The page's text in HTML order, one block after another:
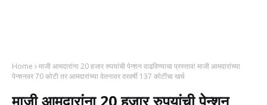
Home
माजी आमदारांना 20 हजार रुपयांची पेन्शन वाढविण्याचा प्रस्ताव! माजी आमदारांच्या
पेन्शनवर 70 कोटी तर आमदारांच्या वेतनावर दरवर्षी 137 कोटींचा खर्च
माजी आमदारांना 20 हजार रुपयांची पेन्शन